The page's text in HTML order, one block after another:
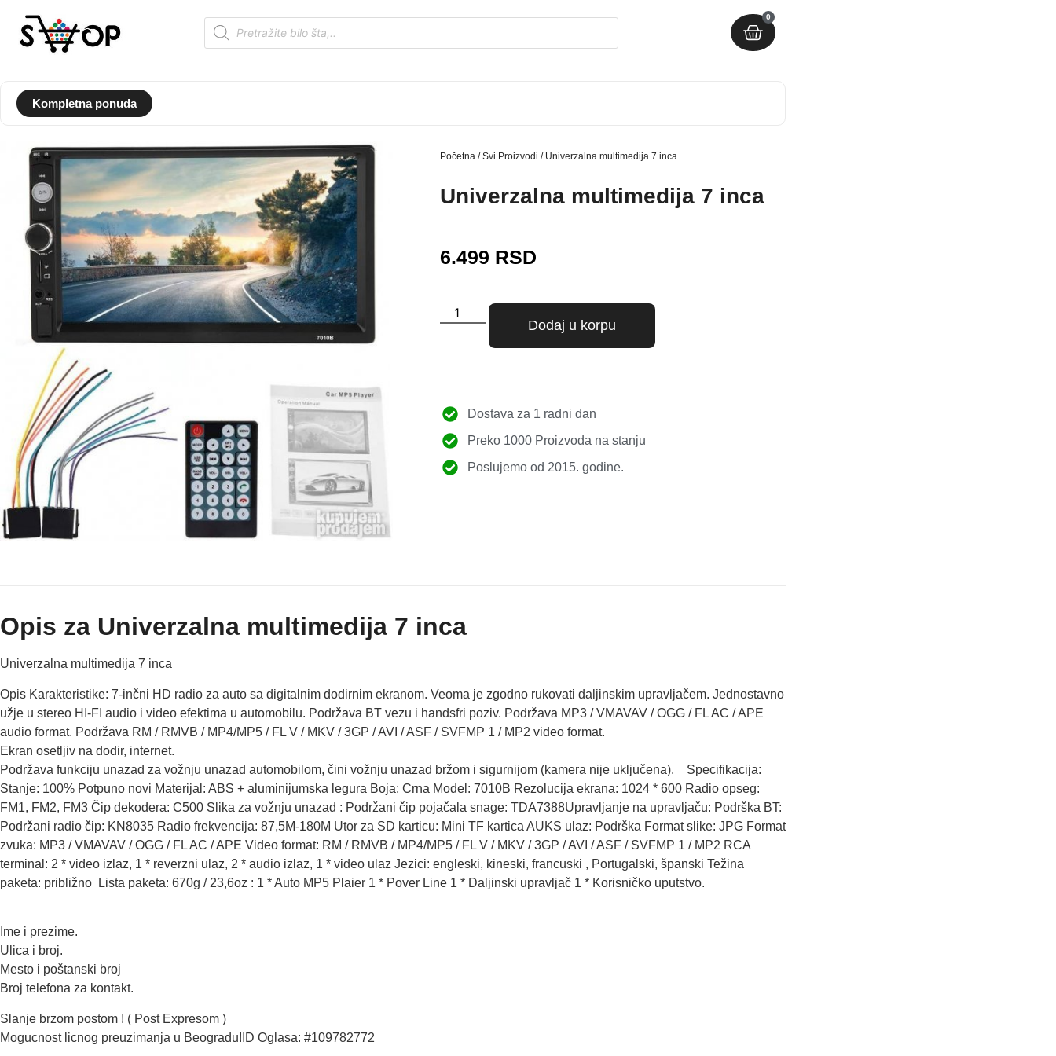
0
Kompletna ponuda
Početna /Svi Proizvodi / Univerzalna multimedija 7 inca
Univerzalna multimedija 7 inca
6.499 RSD
Dodaj u korpu
Dostava za 1 radni dan
Preko 1000 Proizvoda na stanju
Poslujemo od 2015. godine.
Opis za Univerzalna multimedija 7 inca
Univerzalna multimedija 7 inca
Opis Karakteristike: 7-inčni HD radio za auto sa digitalnim dodirnim ekranom. Veoma je zgodno rukovati daljinskim upravljačem. Jednostavno
užje u stereo HI-FI audio i video efektima u automobilu. Podržava BT vezu i handsfri poziv. Podržava MP3 / VMAVAV / OGG / FL AC / APE
audio format. Podržava RM / RMVB / MP4/MP5 / FL V / MKV / 3GP / AVI / ASF / SVFMP 1 / MP2 video format.
Ekran osetljiv na dodir, internet.
Podržava funkciju unazad za vožnju unazad automobilom, čini vožnju unazad bržom i sigurnijom (kamera nije uključena). Specifikacija:
Stanje: 100% Potpuno novi Materijal: ABS + aluminijumska legura Boja: Crna Model: 7010B Rezolucija ekrana: 1024 * 600 Radio opseg:
FM1, FM2, FM3 Čip dekodera: C500 Slika za vožnju unazad : Podržani čip pojačala snage: TDA7388Upravljanje na upravljaču: Podrška BT:
Podržani radio čip: KN8035 Radio frekvencija: 87,5M-180M Utor za SD karticu: Mini TF kartica AUKS ulaz: Podrška Format slike: JPG Format
zvuka: MP3 / VMAVAV / OGG / FL AC / APE Video format: RM / RMVB / MP4/MP5 / FL V / MKV / 3GP / AVI / ASF / SVFMP 1 / MP2 RCA
terminal: 2 * video izlaz, 1 * reverzni ulaz, 2 * audio izlaz, 1 * video ulaz Jezici: engleski, kineski, francuski , Portugalski, španski Težina
paketa: približno Lista paketa: 670g / 23,6oz : 1 * Auto MP5 Plaier 1 * Pover Line 1 * Daljinski upravljač 1 * Korisničko uputstvo.
Ime i prezime.
Ulica i broj.
Mesto i poštanski broj
Broj telefona za kontakt.
Slanje brzom postom ! ( Post Expresom )
Mogucnost licnog preuzimanja u Beogradu!ID Oglasa: #109782772